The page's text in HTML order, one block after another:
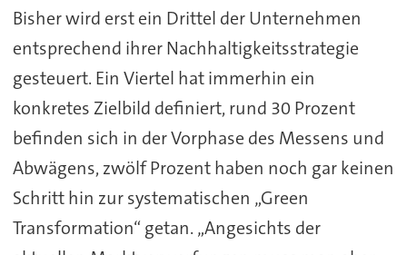
Bisher wird erst ein Drittel der Unternehmen
entsprechend ihrer Nachhaltigkeitsstrategie
gesteuert. Ein Viertel hat immerhin ein
konkretes Zielbild definiert, rund 30 Prozent
befinden sich in der Vorphase des Messens und
Abwägens, zwölf Prozent haben noch gar keinen
Schritt hin zur systematischen „Green
Transformation“ getan. „Angesichts der